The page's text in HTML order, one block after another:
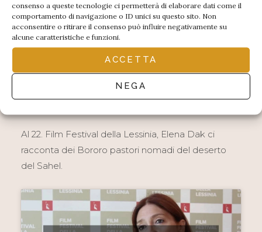
consenso a queste tecnologie ci permetterà di elaborare dati come il
comportamento di navigazione o ID unici su questo sito. Non
acconsentire o ritirare il consenso può influire negativamente su
alcune caratteristiche e funzioni.
ACCETTA
NEGA
22.FFDL – NOTES – ELENA DAK –
IO CAMMINO CON I NOMADI
Al 22. Film Festival della Lessinia, Elena Dak ci
racconta dei Bororo pastori nomadi del deserto
del Sahel.